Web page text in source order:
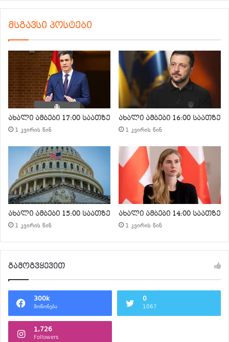
მსგავსი პოსტები
ახალი ამბები 17:00 საათზე
1 კვირის წინ
ახალი ამბები 16:00 საათზე
1 კვირის წინ
ახალი ამბები 15:00 საათზე
1 კვირის წინ
ახალი ამბები 14:00 საათზე
1 კვირის წინ
გამოგვყევით
300k
მოწონება
0
1067
1,726
Followers